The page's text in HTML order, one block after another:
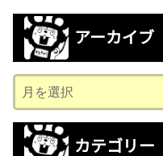
アーカイブ
ー
カ
カテゴリー